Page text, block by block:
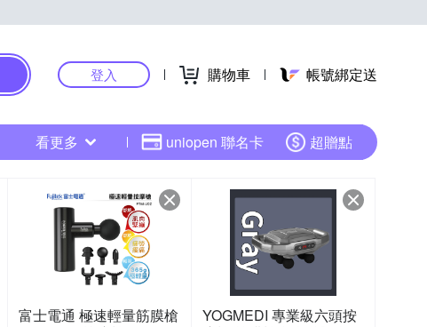
登入 購物車 帳號綁定送
看更多 uniopen 聯名卡 超贈點
富士電通 極速輕量筋膜槍
YOGMEDI 專業級六頭按